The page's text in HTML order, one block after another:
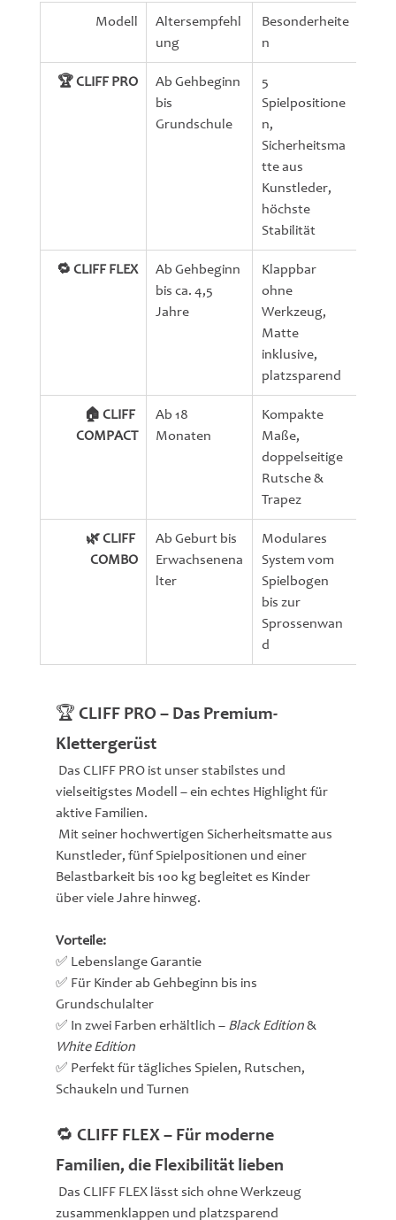
Modell
Altersempfehl
ung
Besonderheite
n
🏆 CLIFF PRO
Ab Gehbeginn
bis
Grundschule
5
Spielpositione
n,
Sicherheitsma
tte aus
Kunstleder,
höchste
Stabilität
🔁 CLIFF FLEX
Ab Gehbeginn
bis ca. 4,5
Jahre
Klappbar
ohne
Werkzeug,
Matte
inklusive,
platzsparend
🏠 CLIFF
COMPACT
Ab 18
Monaten
Kompakte
Maße,
doppelseitige
Rutsche &
Trapez
🌿 CLIFF
COMBO
Ab Geburt bis
Erwachsenena
lter
Modulares
System vom
Spielbogen
bis zur
Sprossenwan
d
🏆 CLIFF PRO – Das Premium-
Klettergerüst
vielseitigstes Modell – ein echtes Highlight für
aktive Familien.
Kunstleder, fünf Spielpositionen und einer
Belastbarkeit bis 100 kg begleitet es Kinder
über viele Jahre hinweg.
Vorteile:
✅ Lebenslange Garantie
✅ Für Kinder ab Gehbeginn bis ins
Grundschulalter
✅ In zwei Farben erhältlich – Black Edition &
White Edition
✅ Perfekt für tägliches Spielen, Rutschen,
Schaukeln und Turnen
🔁 CLIFF FLEX – Für moderne
Familien, die Flexibilität lieben
zusammenklappen und platzsparend